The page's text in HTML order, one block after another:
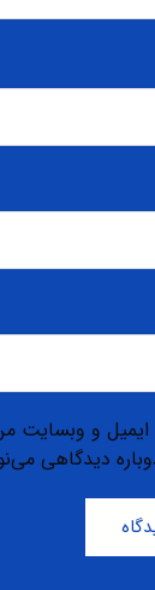
ایمیل و وبسایت
دیدگاهی